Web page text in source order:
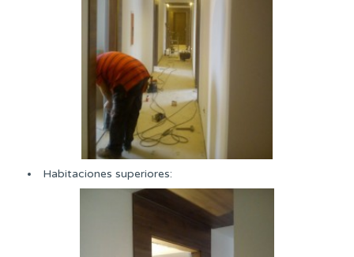
Habitaciones superiores: